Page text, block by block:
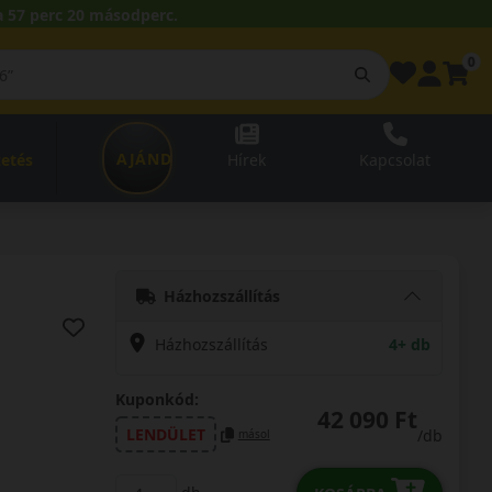
57 perc 19 másodperc.
AJÁNDÉKUTALVÁNY
Házhozszállítás
Házhozszállítás 4+ db
Kuponkód:
LENDÜLET
másol 42 090 Ft
/db